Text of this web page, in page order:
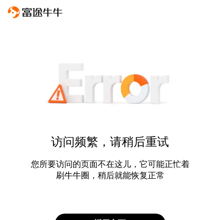
访问频繁，请稍后重试
您所要访问的页面不在这儿，它可能正忙着
刷牛牛圈，稍后就能恢复正常